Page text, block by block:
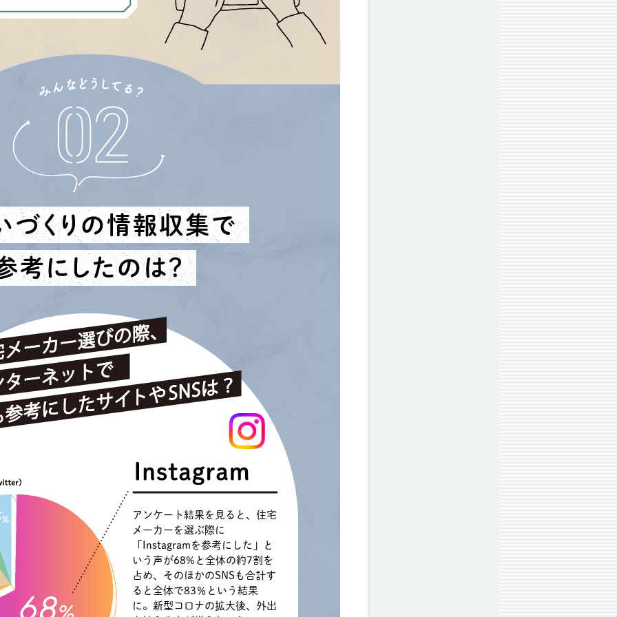
づくりの情報収集で
考にしたのは？
アンケート結果を見ると、住宅
メーカーを選ぶ際に
「Instagramを参考にした」と
いう声が68%と全体の約7割を
占め、そのほかのSNSも合計す
ると全体で83％という結果
に。新型コロナの拡大後、外出